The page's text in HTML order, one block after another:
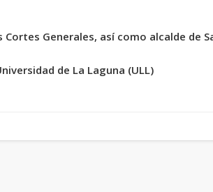
Generales, así como alcalde de
de La Laguna (ULL)